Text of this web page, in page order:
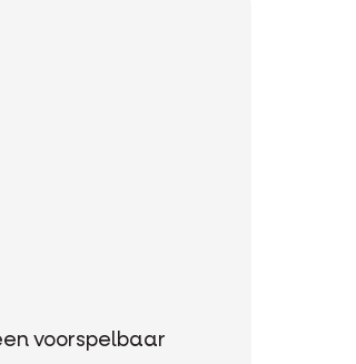
voorspelbaar